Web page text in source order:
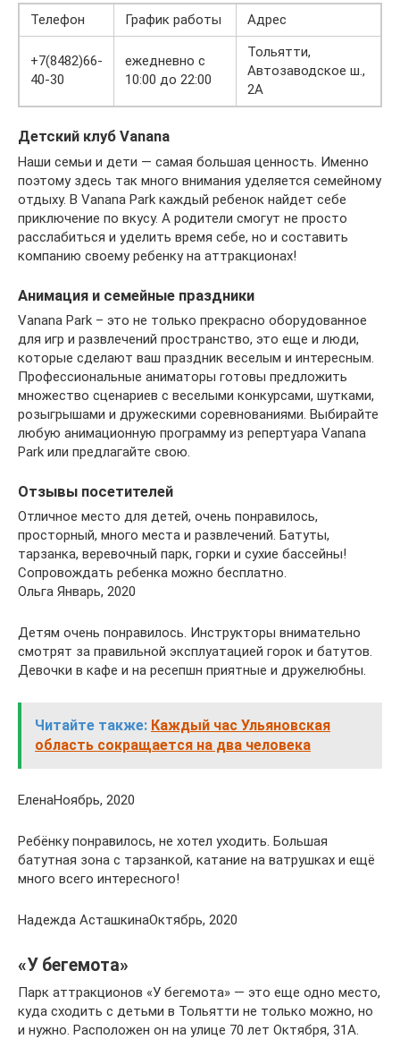
Телефон График работы Адрес
+7(8482)66-
40-30
ежедневно с
10:00 до 22:00
Тольятти,
Автозаводское ш.,
2А
Детский клуб Vanana
Наши семьи и дети — самая большая ценность. Именно
поэтому здесь так много внимания уделяется семейному
отдыху. В Vanana Park каждый ребенок найдет себе
приключение по вкусу. А родители смогут не просто
расслабиться и уделить время себе, но и составить
компанию своему ребенку на аттракционах!
Анимация и семейные праздники
Vanana Park – это не только прекрасно оборудованное
для игр и развлечений пространство, это еще и люди,
которые сделают ваш праздник веселым и интересным.
Профессиональные аниматоры готовы предложить
множество сценариев с веселыми конкурсами, шутками,
розыгрышами и дружескими соревнованиями. Выбирайте
любую анимационную программу из репертуара Vanana
Park или предлагайте свою.
Отзывы посетителей
Отличное место для детей, очень понравилось,
просторный, много места и развлечений. Батуты,
тарзанка, веревочный парк, горки и сухие бассейны!
Сопровождать ребенка можно бесплатно.
Ольга Январь, 2020
Детям очень понравилось. Инструкторы внимательно
смотрят за правильной эксплуатацией горок и батутов.
Девочки в кафе и на ресепшн приятные и дружелюбны.
Читайте также: Каждый час Ульяновская
область сокращается на два человека
ЕленаНоябрь, 2020
Ребёнку понравилось, не хотел уходить. Большая
батутная зона с тарзанкой, катание на ватрушках и ещё
много всего интересного!
Надежда АсташкинаОктябрь, 2020
«У бегемота»
Парк аттракционов «У бегемота» — это еще одно место,
куда сходить с детьми в Тольятти не только можно, но
и нужно. Расположен он на улице 70 лет Октября, 31А.